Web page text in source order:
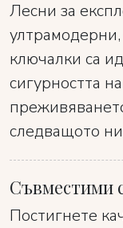
Лесни за
ключалки са
сигурността
следващото
Съвместими
Постигнете